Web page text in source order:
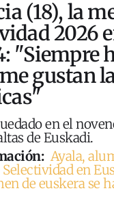
(18), la
2026
"Siempre
gustan
en el
de Euskadi.
Ayala,
en
de euskera se